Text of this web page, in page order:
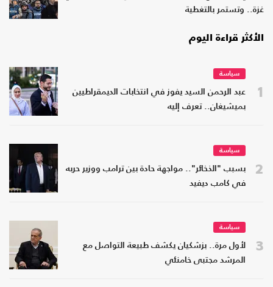
غزة.. وتستمر بالتغطية
الأكثر قراءة اليوم
1
سياسة
عبد الرحمن السيد يفوز في انتخابات الديمقراطيين
بميشيغان.. تعرف إليه
2
سياسة
بسبب "الذخائر".. مواجهة حادة بين ترامب ووزير حربه
في كامب ديفيد
3
سياسة
لأول مرة.. بزشكيان يكشف طبيعة التواصل مع
المرشد مجتبى خامنئي